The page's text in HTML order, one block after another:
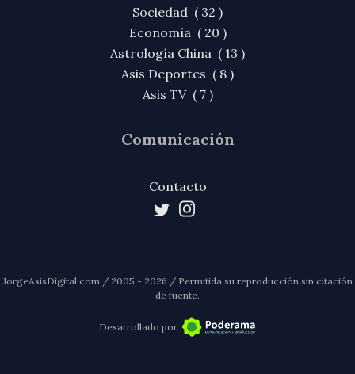
Sociedad ( 32 )
Economía ( 20 )
Astrología China ( 13 )
Asis Deportes ( 8 )
Asis TV ( 7 )
Comunicación
Contacto
JorgeAsisDigital.com / 2005 - 2026 / Permitida su reproducción sin citación
de fuente.
Desarrollado por